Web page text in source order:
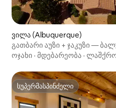
ვილა (Albuquerque)
გათბარი აუზი + ჯაკუზი —
ახლოს
ოჯახი · მდებარეობა ·
სუპერმასპინძელი
სუპერმასპინძელი